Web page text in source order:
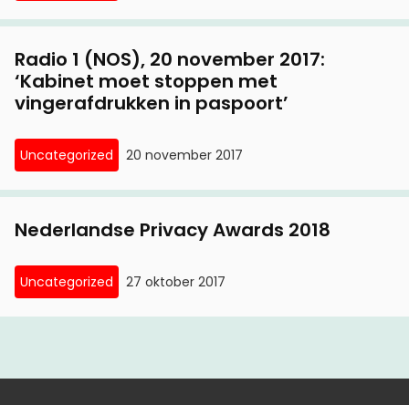
Radio 1 (NOS), 20 november 2017:
‘Kabinet moet stoppen met
vingerafdrukken in paspoort’
Uncategorized 20 november 2017
Nederlandse Privacy Awards 2018
Uncategorized 27 oktober 2017